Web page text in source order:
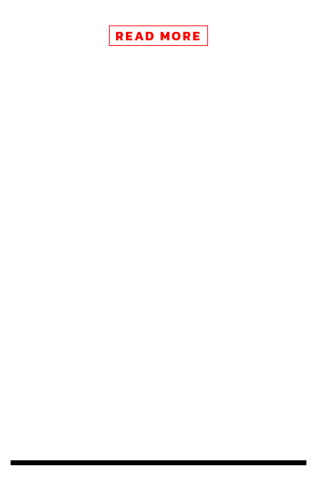
พร้อมเปิดปัจจัยปรับเพิ่มอันดับเครดิต อาทิ การฟื้นฟู
READ MORE